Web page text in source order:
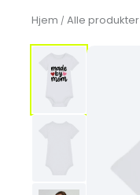
Hjem / Alle produkter